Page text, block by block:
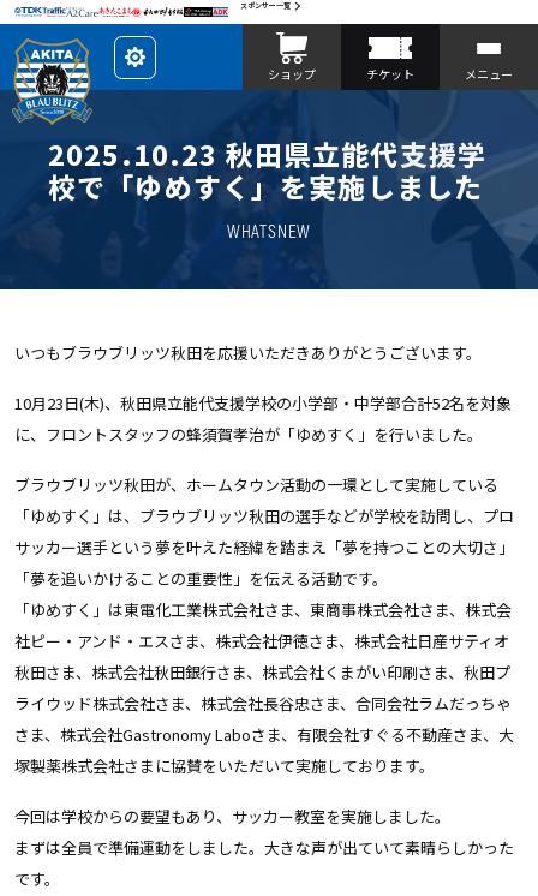
スポンサー一覧
レ
イ
ア
を
カ
ス
タ
マ
ショップ チケット メニュー
2025.10.23 秋田県立能代支援学
校で「ゆめすく」を実施しました
WHATSNEW
いつもブラウブリッツ秋田を応援いただきありがとうございます。
10月23日(木)、秋田県立能代支援学校の小学部・中学部合計52名を対象
に、フロントスタッフの蜂須賀孝治が「ゆめすく」を行いました。
ブラウブリッツ秋田が、ホームタウン活動の一環として実施している
「ゆめすく」は、ブラウブリッツ秋田の選手などが学校を訪問し、プロ
サッカー選手という夢を叶えた経緯を踏まえ「夢を持つことの大切さ」
「夢を追いかけることの重要性」を伝える活動です。
「ゆめすく」は東電化工業株式会社さま、東商事株式会社さま、株式会
社ピー・アンド・エスさま、株式会社伊徳さま、株式会社日産サティオ
秋田さま、株式会社秋田銀行さま、株式会社くまがい印刷さま、秋田プ
ライウッド株式会社さま、株式会社長谷忠さま、合同会社ラムだっちゃ
さま、株式会社Gastronomy Laboさま、有限会社すぐる不動産さま、大
塚製薬株式会社さまに協賛をいただいて実施しております。
今回は学校からの要望もあり、サッカー教室を実施しました。
まずは全員で準備運動をしました。大きな声が出ていて素晴らしかった
です。